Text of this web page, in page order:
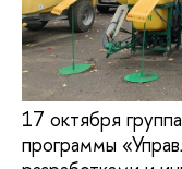
17 октября
программы